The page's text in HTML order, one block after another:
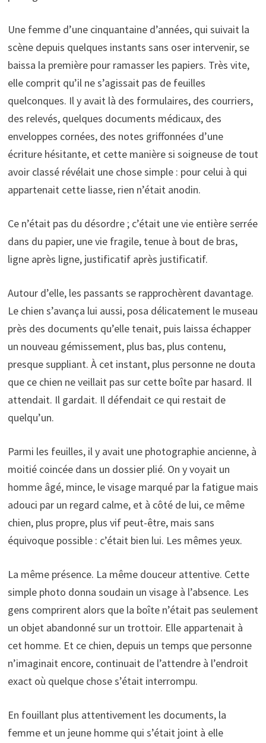
Une femme d’une cinquantaine d’années, qui suivait la
scène depuis quelques instants sans oser intervenir, se
baissa la première pour ramasser les papiers. Très vite,
elle comprit qu’il ne s’agissait pas de feuilles
quelconques. Il y avait là des formulaires, des courriers,
des relevés, quelques documents médicaux, des
enveloppes cornées, des notes griffonnées d’une
écriture hésitante, et cette manière si soigneuse de tout
avoir classé révélait une chose simple : pour celui à qui
appartenait cette liasse, rien n’était anodin.
Ce n’était pas du désordre ; c’était une vie entière serrée
dans du papier, une vie fragile, tenue à bout de bras,
ligne après ligne, justificatif après justificatif.
Autour d’elle, les passants se rapprochèrent davantage.
Le chien s’avança lui aussi, posa délicatement le museau
près des documents qu’elle tenait, puis laissa échapper
un nouveau gémissement, plus bas, plus contenu,
presque suppliant. À cet instant, plus personne ne douta
que ce chien ne veillait pas sur cette boîte par hasard. Il
attendait. Il gardait. Il défendait ce qui restait de
quelqu’un.
Parmi les feuilles, il y avait une photographie ancienne, à
moitié coincée dans un dossier plié. On y voyait un
homme âgé, mince, le visage marqué par la fatigue mais
adouci par un regard calme, et à côté de lui, ce même
chien, plus propre, plus vif peut-être, mais sans
équivoque possible : c’était bien lui. Les mêmes yeux.
La même présence. La même douceur attentive. Cette
simple photo donna soudain un visage à l’absence. Les
gens comprirent alors que la boîte n’était pas seulement
un objet abandonné sur un trottoir. Elle appartenait à
cet homme. Et ce chien, depuis un temps que personne
n’imaginait encore, continuait de l’attendre à l’endroit
exact où quelque chose s’était interrompu.
En fouillant plus attentivement les documents, la
femme et un jeune homme qui s’était joint à elle